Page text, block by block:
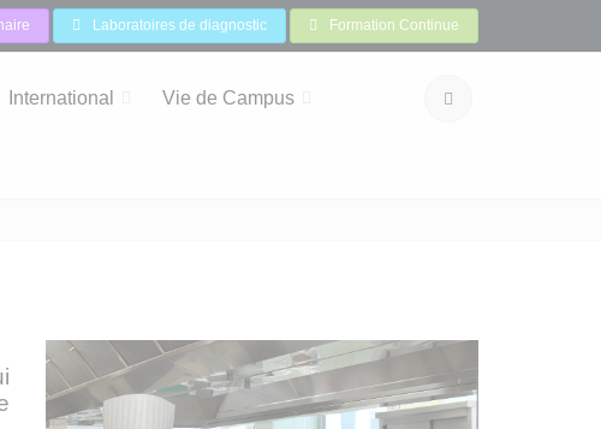
Laboratoires de diagnostic Formation Continue
International Vie de Campus